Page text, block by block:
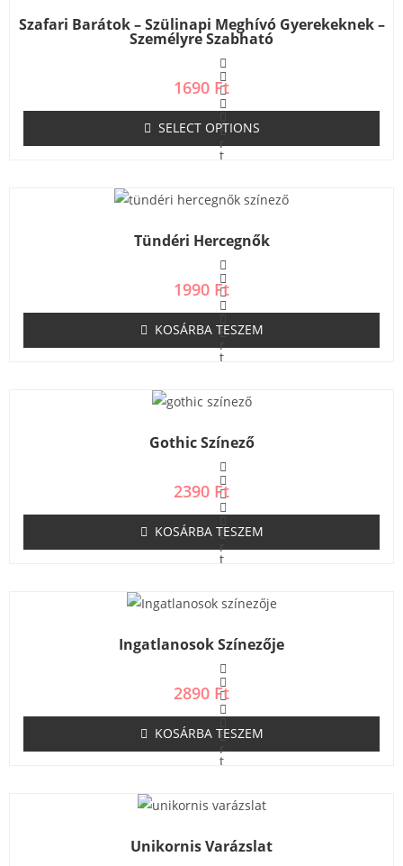
s
:
0
5
Szafari Barátok – Szülinapi Meghívó Gyerekeknek –
Személyre Szabható
É
r
t
e
l
:
0
/
5
1690 Ft
SELECT OPTIONS
Tündéri Hercegnők
É
r
t
e
l
s
:
0
/
5
1990 Ft
KOSÁRBA TESZEM
Gothic Színező
É
r
t
e
l
s
:
0
/
5
2390 Ft
KOSÁRBA TESZEM
Ingatlanosok Színezője
É
r
t
e
l
:
0
2890 Ft
KOSÁRBA TESZEM
Unikornis Varázslat